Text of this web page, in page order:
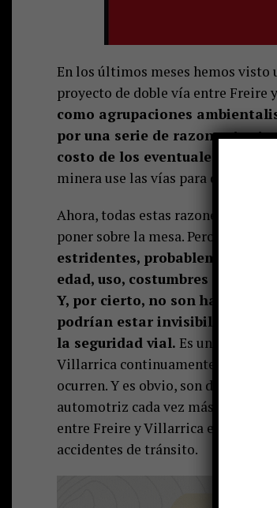
En los últimos meses hemos visto
proyecto de doble vía entre Freire
como agrupaciones
por una serie de razones
costo de los eventuales
minera use las vías para depredar
Ahora, todas estas razones
poner sobre la mesa. Pero,
estridentes, probablemente
edad, uso, costumbres o lo
Y, por cierto, no son habitués
podrían estar invisibilizados.
la seguridad vial. Es una verdad
Villarrica continuamente se tiñe
ocurren. Y es obvio, son décadas
automotriz cada vez más veloz,
entre Freire y Villarrica es, al
accidentes de tránsito.